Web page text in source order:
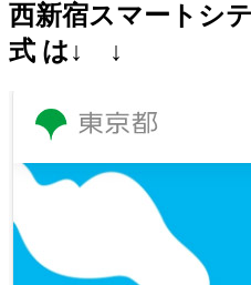
西新宿スマートシ
式 は↓ ↓